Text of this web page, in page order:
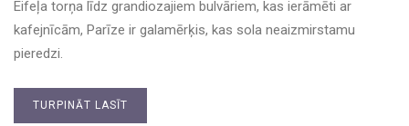
Eifeļa torņa līdz grandiozajiem bulvāriem, kas ierāmēti ar
kafejnīcām, Parīze ir galamērķis, kas sola neaizmirstamu
pieredzi.
TURPINĀT LASĪT